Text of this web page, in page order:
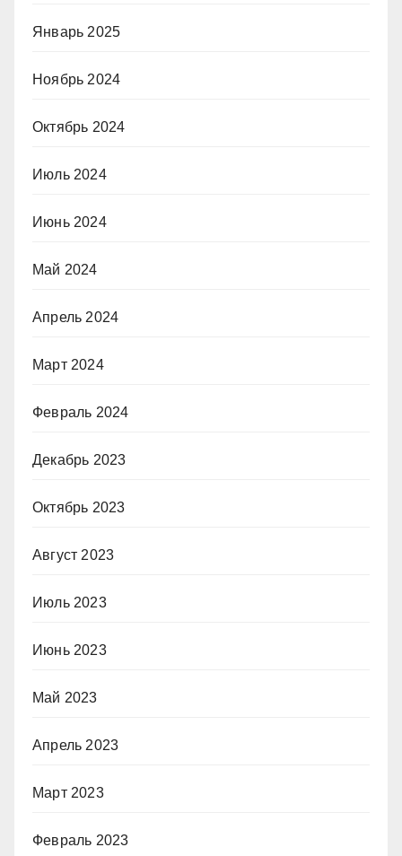
Январь 2025
Ноябрь 2024
Октябрь 2024
Июль 2024
Июнь 2024
Май 2024
Апрель 2024
Март 2024
Февраль 2024
Декабрь 2023
Октябрь 2023
Август 2023
Июль 2023
Июнь 2023
Май 2023
Апрель 2023
Март 2023
Февраль 2023